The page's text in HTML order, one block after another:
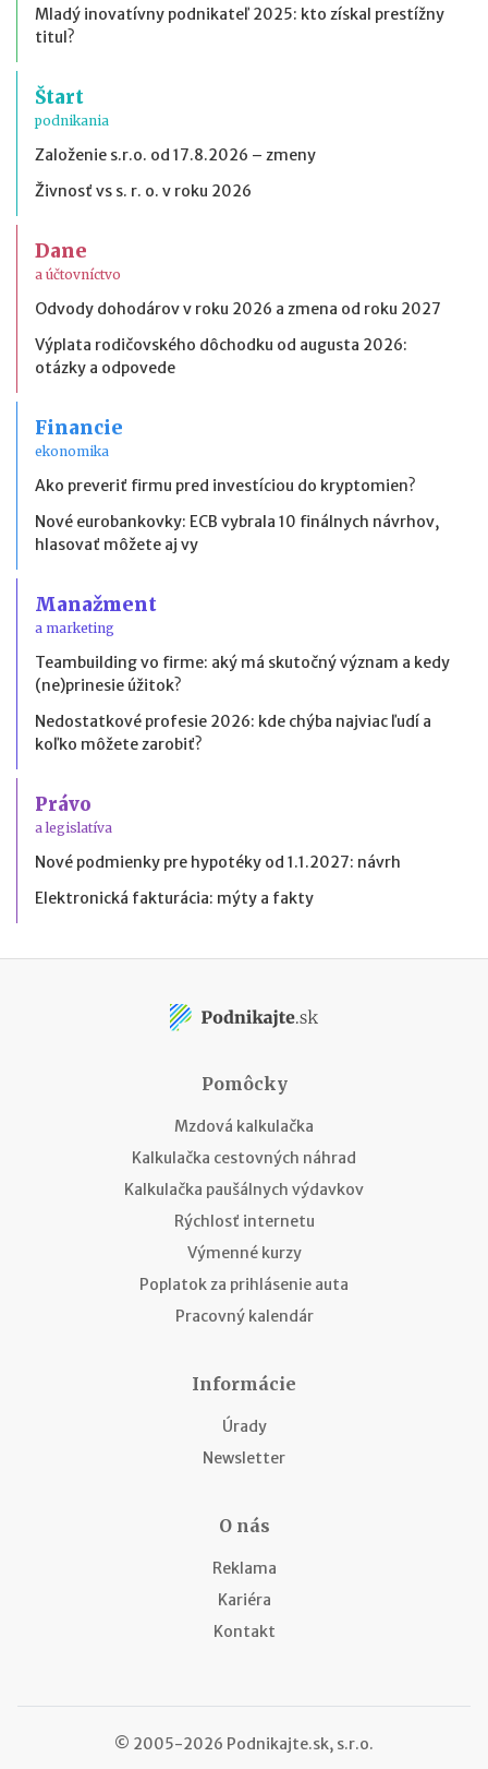
Mladý inovatívny podnikateľ 2025: kto získal prestížny
titul?
Štart
podnikania
Založenie s.r.o. od 17.8.2026 – zmeny
Živnosť vs s. r. o. v roku 2026
Dane
a účtovníctvo
Odvody dohodárov v roku 2026 a zmena od roku 2027
Výplata rodičovského dôchodku od augusta 2026:
otázky a odpovede
Financie
ekonomika
Ako preveriť firmu pred investíciou do kryptomien?
Nové eurobankovky: ECB vybrala 10 finálnych návrhov,
hlasovať môžete aj vy
Manažment
a marketing
Teambuilding vo firme: aký má skutočný význam a kedy
(ne)prinesie úžitok?
Nedostatkové profesie 2026: kde chýba najviac ľudí a
koľko môžete zarobiť?
Právo
a legislatíva
Nové podmienky pre hypotéky od 1.1.2027: návrh
Elektronická fakturácia: mýty a fakty
Pomôcky
Mzdová kalkulačka
Kalkulačka cestovných náhrad
Kalkulačka paušálnych výdavkov
Rýchlosť internetu
Výmenné kurzy
Poplatok za prihlásenie auta
Pracovný kalendár
Informácie
Úrady
Newsletter
O nás
Reklama
Kariéra
Kontakt
© 2005-2026 Podnikajte.sk, s.r.o.